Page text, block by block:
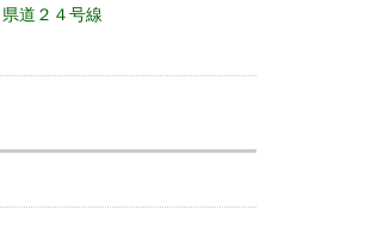
県道２４号線